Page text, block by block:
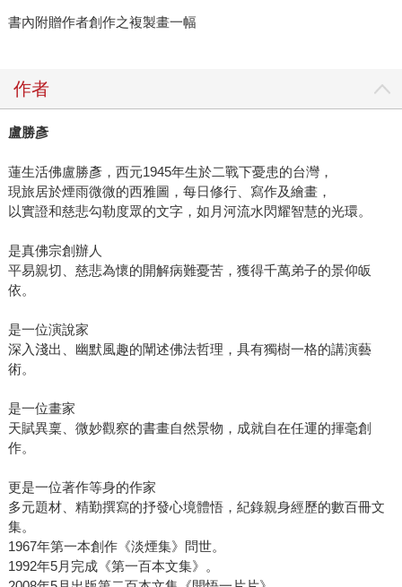
書內附贈作者創作之複製畫一幅
作者
盧勝彥
蓮生活佛盧勝彥，西元1945年生於二戰下憂患的台灣，
現旅居於煙雨微微的西雅圖，每日修行、寫作及繪畫，
以實證和慈悲勾勒度眾的文字，如月河流水閃耀智慧的光環。
是真佛宗創辦人
平易親切、慈悲為懷的開解病難憂苦，獲得千萬弟子的景仰皈
依。
是一位演說家
深入淺出、幽默風趣的闡述佛法哲理，具有獨樹一格的講演藝
術。
是一位畫家
天賦異稟、微妙觀察的書畫自然景物，成就自在任運的揮毫創
作。
更是一位著作等身的作家
多元題材、精勤撰寫的抒發心境體悟，紀錄親身經歷的數百冊文
集。
1967年第一本創作《淡煙集》問世。
1992年5月完成《第一百本文集》。